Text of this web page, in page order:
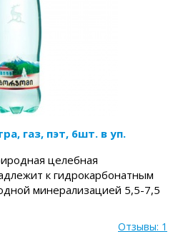
газ, пэт, 6шт. в уп.
целебная
к гидрокарбонатным
минерализацией 5,5-7,5
Отзывы: 1